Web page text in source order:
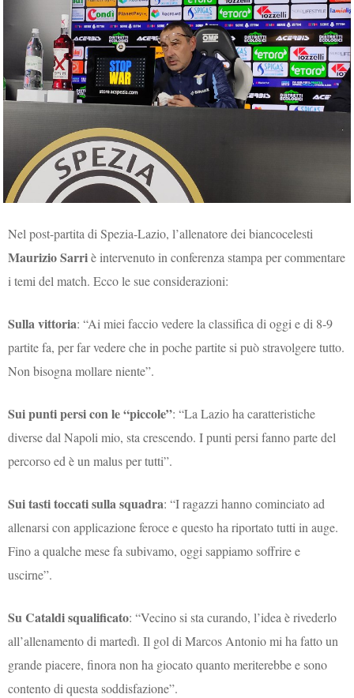
Nel post-partita di Spezia-Lazio, l’allenatore dei biancocelesti
Maurizio Sarriè intervenuto in conferenza stampa per commentare
i temi del match. Ecco le sue considerazioni:
Sulla vittoria: “Ai miei faccio vedere la classifica di oggi e di 8-9
partite fa, per far vedere che in poche partite si può stravolgere tutto.
Non bisogna mollare niente”.
Sui punti persi con le “piccole”: “La Lazio ha caratteristiche
diverse dal Napoli mio, sta crescendo. I punti persi fanno parte del
percorso ed è un malus per tutti”.
Sui tasti toccati sulla squadra: “I ragazzi hanno cominciato ad
allenarsi con applicazione feroce e questo ha riportato tutti in auge.
Fino a qualche mese fa subivamo, oggi sappiamo soffrire e
uscirne”.
Su Cataldi squalificato: “Vecino si sta curando, l’idea è rivederlo
all’allenamento di martedì. Il gol di Marcos Antonio mi ha fatto un
grande piacere, finora non ha giocato quanto meriterebbe e sono
contento di questa soddisfazione”.